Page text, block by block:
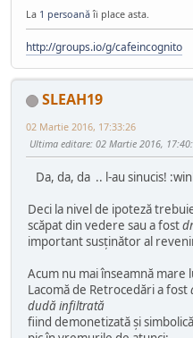
La 1 persoanăîi place asta.
http://groups.io/g/cafeincognito
SLEAH19
02 Martie 2016, 17:33:26
Ultima editare: 02 Martie 2016,
Da, da, da .. l-au sinucis!
Deci la nivel de ipoteză
scăpat din vedere sau a fost
important susţinător al
Acum nu mai înseamnă mare
Lacomă de Retrocedări a fost
dudă infiltrată
fiind demonetizată şi